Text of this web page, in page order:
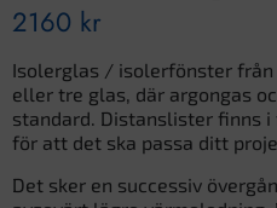
2160 kr
Isolerglas / isolerfönster från
eller tre glas, där argongas
standard. Distanslister finns
för att det ska passa ditt
Det sker en successiv